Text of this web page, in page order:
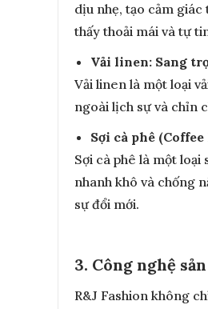
dịu nhẹ, tạo cảm
thấy thoải mái và tự
Vải linen: Sang
Vải linen là một loại
ngoài lịch sự và chỉn
Sợi cà phê
Sợi cà phê là một
nhanh khô và chống
sự đổi mới.
3. Công nghệ
R&J Fashion không